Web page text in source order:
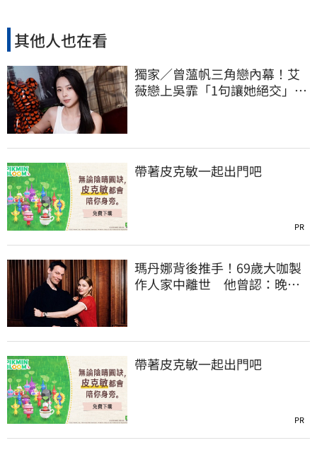
其他人也在看
獨家／曾薀帆三角戀內幕！艾
薇戀上吳霏「1句讓她絕交」：
帶著皮克敏一起出門吧
PR
瑪丹娜背後推手！69歲大咖製
作人家中離世 他曾認：晚年
帶著皮克敏一起出門吧
PR